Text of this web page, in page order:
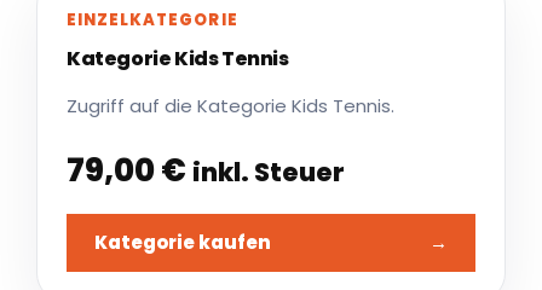
EINZELKATEGORIE
Kategorie Kids Tennis
Zugriff auf die Kategorie Kids Tennis.
79,00€ inkl. Steuer
Kategorie kaufen →